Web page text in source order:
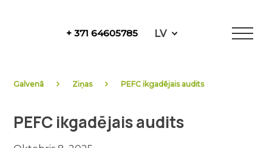
+ 371 64605785 LV
Galvenā Ziņas PEFC ikgadējais audits
PEFC ikgadējais audits